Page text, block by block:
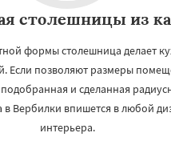
столешницы из
формы столешница делает
Если позволяют размеры
и сделанная
в Вербилки впишется в любой
интерьера.